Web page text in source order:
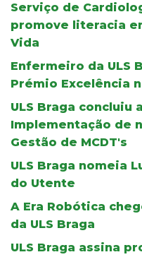
Serviço de
promove literacia
Vida
Enfermeiro da ULS
Prémio Excelência
ULS Braga concluiu
Implementação de
Gestão de MCDT's
ULS Braga nomeia
do Utente
A Era Robótica
da ULS Braga
ULS Braga assina